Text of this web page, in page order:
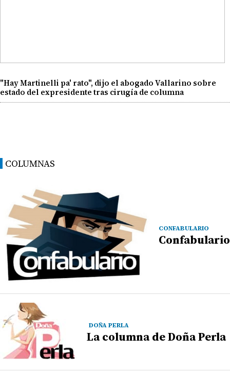
"Hay Martinelli pa' rato", dijo el abogado Vallarino sobre
estado del expresidente tras cirugía de columna
COLUMNAS
CONFABULARIO
Confabulario
DOÑA PERLA
La columna de Doña Perla